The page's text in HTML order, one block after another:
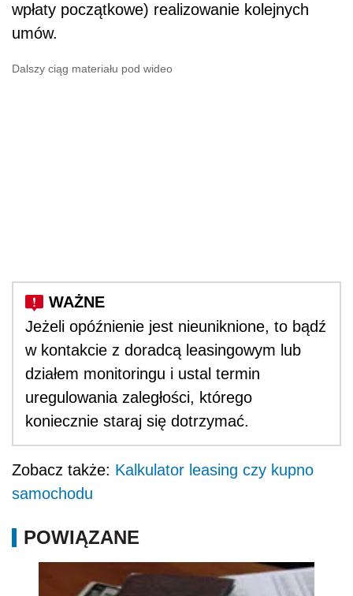
wpłaty początkowe) realizowanie kolejnych
umów.
Dalszy ciąg materiału pod wideo
Jeżeli opóźnienie jest nieuniknione, to bądź
w kontakcie z doradcą leasingowym lub
działem monitoringu i ustal termin
uregulowania zaległości, którego
koniecznie staraj się dotrzymać.
Zobacz także: Kalkulator leasing czy kupno
samochodu
POWIĄZANE